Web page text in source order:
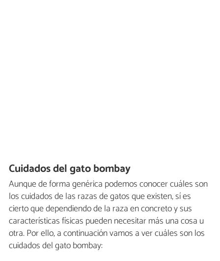
Cuidados del gato bombay
Aunque de forma genérica podemos conocer cuáles son
los cuidados de las razas de gatos que existen, sí es
cierto que dependiendo de la raza en concreto y sus
características físicas pueden necesitar más una cosa u
otra. Por ello, a continuación vamos a ver cuáles son los
cuidados del gato bombay: